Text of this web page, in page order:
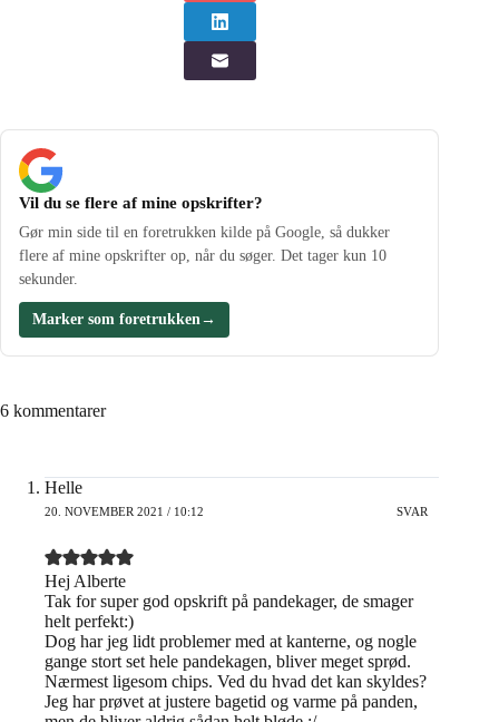
Vil du se flere af mine opskrifter?
Gør min side til en foretrukken kilde på Google, så dukker
flere af mine opskrifter op, når du søger. Det tager kun 10
sekunder.
Marker som foretrukken →
6 kommentarer
Helle
20. NOVEMBER 2021 / 10:12 SVAR
Hej Alberte
Tak for super god opskrift på pandekager, de smager
helt perfekt:)
Dog har jeg lidt problemer med at kanterne, og nogle
gange stort set hele pandekagen, bliver meget sprød.
Nærmest ligesom chips. Ved du hvad det kan skyldes?
Jeg har prøvet at justere bagetid og varme på panden,